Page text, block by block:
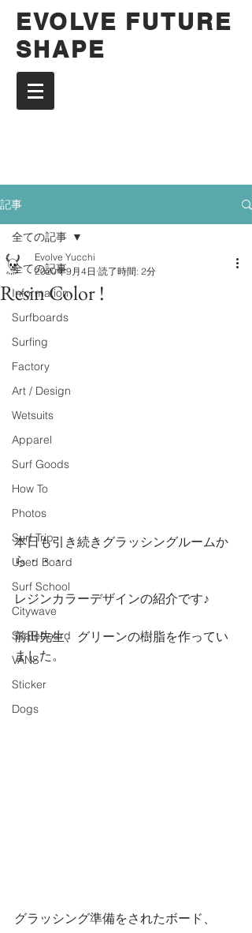
EVOLVE FUTURE
SHAPE
記事
全ての記事
Information
Surfboards
Surfing
Factory
Art / Design
Wetsuits
Apparel
Surf Goods
How To
Photos
Surf Trip
Used Board
Surf School
Citywave
Skateboard
VANS
Sticker
Dogs
全ての記事
Resin Color !
Evolve Yucchi
2020年9月4日 読了時間: 2分
本日も引き続きグラッシングルームか
ら・・・
レジンカラーデザインの紹介です♪
前田先生、グリーンの樹脂を作ってい
ました。
グラッシング準備をされたボード、